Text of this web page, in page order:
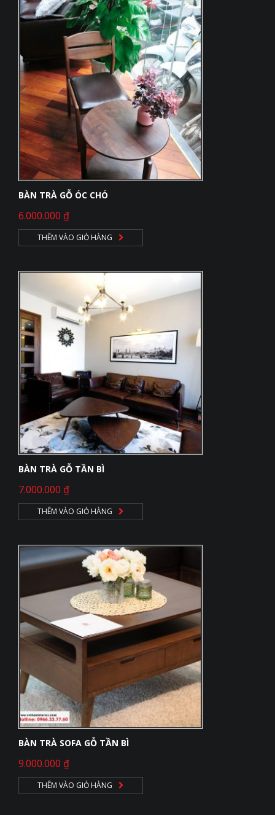
BÀN TRÀ GỖ ÓC CHÓ
6.000.000 ₫
THÊM VÀO GIỎ HÀNG
BÀN TRÀ GỖ TẦN BÌ
7.000.000 ₫
THÊM VÀO GIỎ HÀNG
BÀN TRÀ SOFA GỖ TẦN BÌ
9.000.000 ₫
THÊM VÀO GIỎ HÀNG